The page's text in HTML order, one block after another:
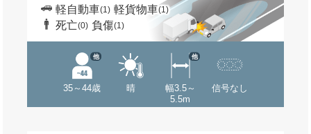
軽自動車(1) 軽貨物車(1)
死亡(0) 負傷(1)
35～44歳
他
晴
幅3.5～
5.5m
他
信号なし